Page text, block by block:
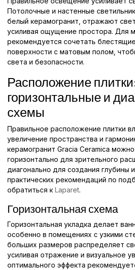
Потолочные и настенные
белый керамогранит, отражают
усиливая ощущение простора. Для
рекомендуется сочетать
поверхности с матовым полом,
света и безопасности.
Расположение
горизонтальные и
схемы
Правильное расположение плитки
увеличение пространства и
керамогранит Gracia Ceramica
горизонтально для зрительного
диагонально для создания глубины
практических рекомендаций по
обратиться к Laparet.
Горизонтальная схема
Горизонтальная укладка делает
особенно в помещениях с узкими
больших размеров распределяет
усиливая отражение и визуальное
оптимального эффекта